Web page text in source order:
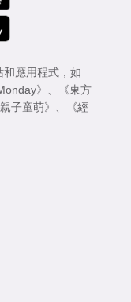
應用程式，如
》
《東方
子童萌》
《經